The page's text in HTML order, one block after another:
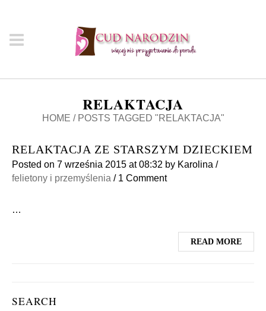
RELAKTACJA
HOME / POSTS TAGGED "RELAKTACJA"
RELAKTACJA ZE STARSZYM DZIECKIEM
Posted on 7 września 2015 at 08:32 by Karolina /
felietony i przemyślenia / 1 Comment
…
READ MORE
SEARCH